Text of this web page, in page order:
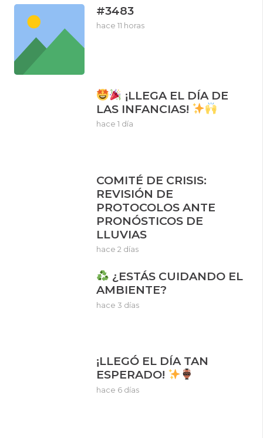
#3483
hace 11 horas
¡LLEGA EL DÍA DE
LAS INFANCIAS!
hace 1 día
COMITÉ DE CRISIS:
REVISIÓN DE
PROTOCOLOS ANTE
PRONÓSTICOS DE
LLUVIAS
hace 2 días
¿ESTÁS CUIDANDO EL
AMBIENTE?
hace 3 días
¡LLEGÓ EL DÍA TAN
ESPERADO!
hace 6 días